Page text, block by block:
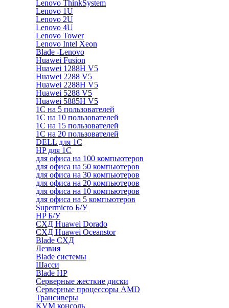
Lenovo ThinkSystem
Lenovo 1U
Lenovo 2U
Lenovo 4U
Lenovo Tower
Lenovo Intel Xeon
Blade -Lenovo
Huawei Fusion
Huawei 1288H V5
Huawei 2288 V5
Huawei 2288H V5
Huawei 5288 V5
Huawei 5885H V5
1С на 5 пользователей
1С на 10 пользователей
1С на 15 пользователей
1С на 20 пользователей
DELL для 1С
HP для 1С
для офиса на 100 компьютеров
для офиса на 50 компьютеров
для офиса на 30 компьютеров
для офиса на 20 компьютеров
для офиса на 10 компьютеров
для офиса на 5 компьютеров
Supermicro Б/У
HP Б/У
СХД Huawei Dorado
СХД Huawei Oceanstor
Blade СХД
Лезвия
Blade системы
Шасси
Blade HP
Серверные жесткие диски
Серверные процессоры AMD
Трансиверы
KVM консоль